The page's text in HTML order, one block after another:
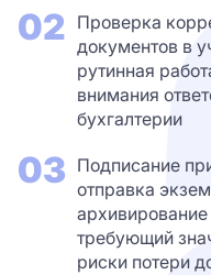
02 Проверка
документов в
рутинная
внимания
бухгалтерии
03 Подписание
отправка
требующий
риски потери